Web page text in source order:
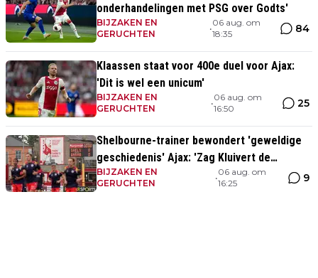
onderhandelingen met PSG over Godts'
BIJZAKEN EN
GERUCHTEN
•
06 aug. om
18:35
84
Klaassen staat voor 400e duel voor Ajax:
'Dit is wel een unicum'
BIJZAKEN EN
GERUCHTEN
•
06 aug. om
16:50
25
Shelbourne-trainer bewondert 'geweldige
geschiedenis' Ajax: 'Zag Kluivert de
winnende scoren'
BIJZAKEN EN
GERUCHTEN
•
06 aug. om
16:25
9